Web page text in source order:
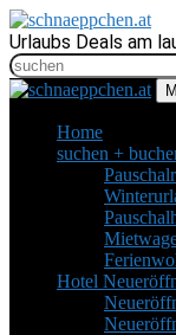
Urlaubs Deals am
Home
suchen +
Hotel